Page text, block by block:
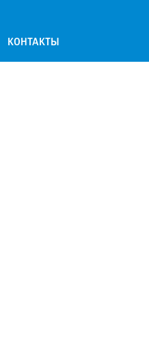
КОНТАКТЫ